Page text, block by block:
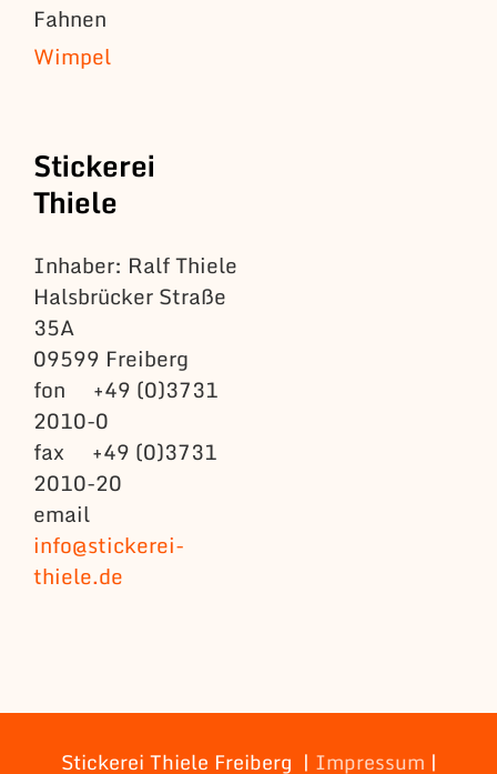
Fahnen
Wimpel
Stickerei
Thiele
Inhaber: Ralf Thiele
Halsbrücker Straße
35A
09599 Freiberg
fon +49 (0)3731
2010-0
fax +49 (0)3731
2010-20
email
info@stickerei-
thiele.de
Stickerei Thiele Freiberg | Impressum |